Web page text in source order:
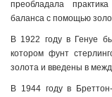
преобладала
баланса с помощью
В 1922 году в Генуе
котором фунт
золота и введены в
В 1944 году в